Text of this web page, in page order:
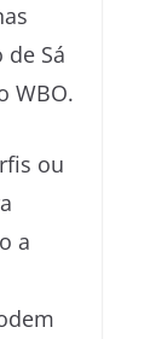
Sá
WBO.
ou
a